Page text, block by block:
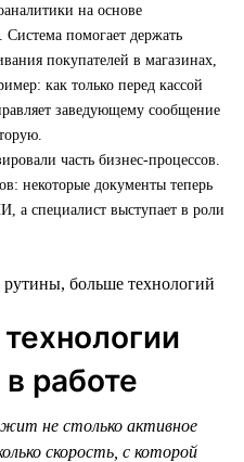
на основе
Система помогает держать
покупателей в магазинах,
как только перед кассой
заведующему сообщение
часть бизнес-процессов.
некоторые документы теперь
а специалист выступает в роли
работе
не столько активное
скорость, с которой